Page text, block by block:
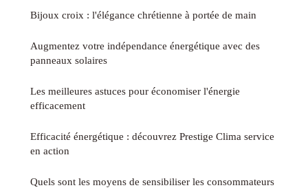
Bijoux croix : l'élégance chrétienne à portée de main
Augmentez votre indépendance énergétique avec des
panneaux solaires
Les meilleures astuces pour économiser l'énergie
efficacement
Efficacité énergétique : découvrez Prestige Clima service
en action
Quels sont les moyens de sensibiliser les consommateurs